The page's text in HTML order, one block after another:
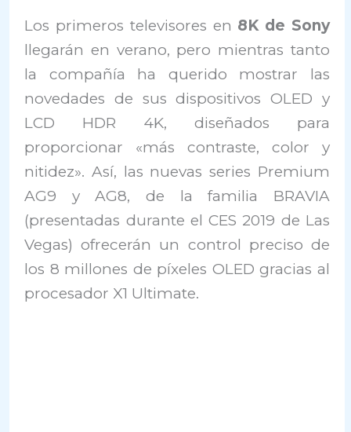
Los primeros televisores en 8K de Sony
llegarán en verano, pero mientras tanto
la compañía ha querido mostrar las
novedades de sus dispositivos OLED y
LCD HDR 4K, diseñados para
proporcionar «más contraste, color y
nitidez». Así, las nuevas series Premium
AG9 y AG8, de la familia BRAVIA
(presentadas durante el CES 2019 de Las
Vegas) ofrecerán un control preciso de
los 8 millones de píxeles OLED gracias al
procesador X1 Ultimate.